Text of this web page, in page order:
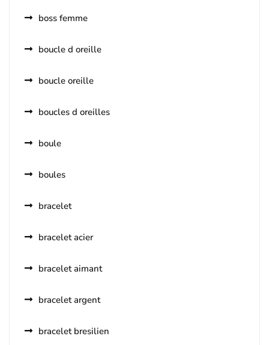
boss femme
boucle d oreille
boucle oreille
boucles d oreilles
boule
boules
bracelet
bracelet acier
bracelet aimant
bracelet argent
bracelet bresilien